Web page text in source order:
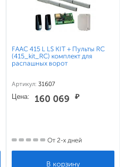
FAAC 415 L LS KIT + Пульты RC
(415_kit_RC) комплект для
распашных ворот
Артикул: 31607
Цена: 160 069 ₽
От 2-х дней